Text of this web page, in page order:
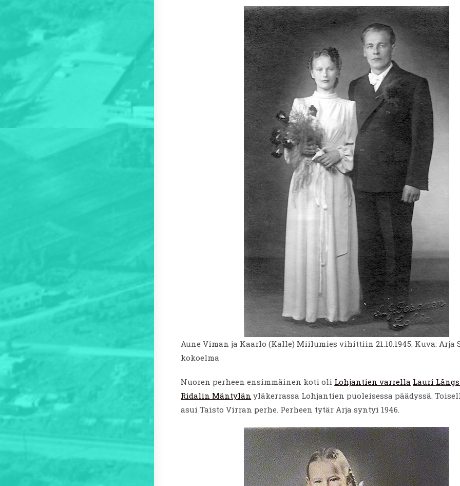
Aune Viman ja Kaarlo (Kalle) Miilumies vihittiin 21.10.1945. Kuva: Arja
kokoelma
Nuoren perheen ensimmäinen koti oli Lohjantien varrella Lauri
Ridalin Mäntylän yläkerrassa Lohjantien puoleisessa päädyssä.
asui Taisto Virran perhe. Perheen tytär Arja syntyi 1946.